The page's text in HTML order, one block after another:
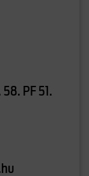
PF 51.